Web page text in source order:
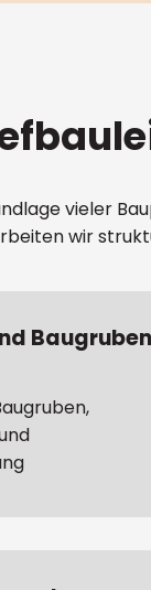
vieler
wir
Baugruben